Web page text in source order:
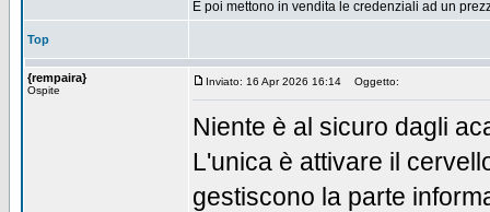
E poi mettono in vendita le credenziali ad un
Top
{rempaira}
Ospite
Inviato: 16 Apr 2026 16:14 Oggetto:
Niente è al sicuro dagli
L'unica è attivare il
gestiscono la parte